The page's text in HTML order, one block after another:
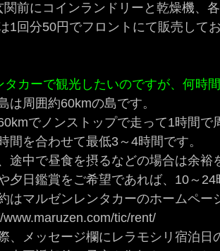
関前にコインランドリーと乾燥機、
1回分50円でフロントにて販売して
タカーで観光したいのですが、何時
は周囲約60kmの島です。
でノンストップで走って1時間で
間を合わせて最低3～4時間です。
途中で昼食を摂るなどの場合は余
夕日鑑賞をご希望であれば、10～
はマルゼンレンタカーのホームペー
www.maruzen.com/tic/rent/
、メッセージ欄にレラモシリ宿泊日